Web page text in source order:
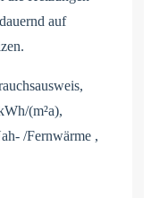
auf
(m²a),
/Fernwärme ,